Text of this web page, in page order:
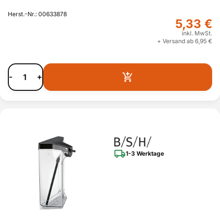
Herst.-Nr.: 00633878
5,33 €
inkl. MwSt.
+ Versand ab 6,95 €
- +
1-3 Werktage